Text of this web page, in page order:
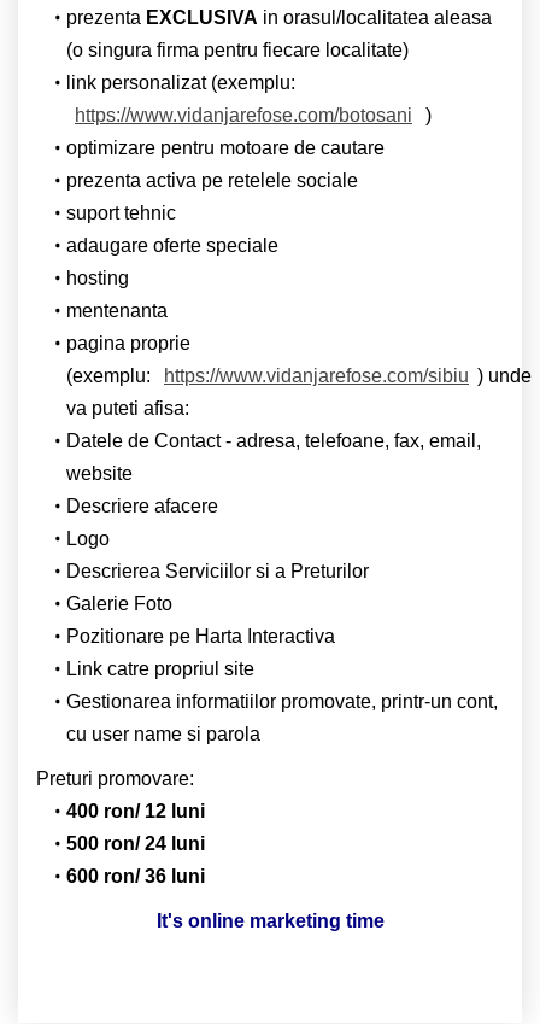
prezenta EXCLUSIVA in orasul/localitatea aleasa
(o singura firma pentru fiecare localitate)
link personalizat (exemplu:
https://www.vidanjarefose.com/botosani
)
optimizare pentru motoare de cautare
prezenta activa pe retelele sociale
suport tehnic
adaugare oferte speciale
hosting
mentenanta
pagina proprie
(exemplu:
https://www.vidanjarefose.com/sibiu ) unde
va puteti afisa:
Datele de Contact - adresa, telefoane, fax, email,
website
Descriere afacere
Logo
Descrierea Serviciilor si a Preturilor
Galerie Foto
Pozitionare pe Harta Interactiva
Link catre propriul site
Gestionarea informatiilor promovate, printr-un cont,
cu user name si parola
Preturi promovare:
400 ron/ 12 luni
500 ron/ 24 luni
600 ron/ 36 luni
It's online marketing time